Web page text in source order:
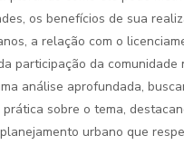
os benefícios de sua
a relação com o
participação da comunidade
análise aprofundada,
sobre o tema,
urbano que